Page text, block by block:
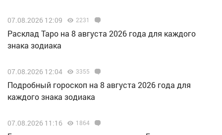
07.08.2026 12:09 2231
Расклад Таро на 8 августа 2026 года для каждого
знака зодиака
07.08.2026 12:04 3355
Подробный гороскоп на 8 августа 2026 года для
каждого знака зодиака
07.08.2026 11:16 1864